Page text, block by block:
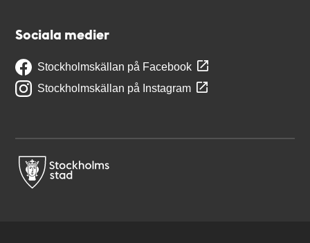
Sociala medier
Stockholmskällan på Facebook
Stockholmskällan på Instagram